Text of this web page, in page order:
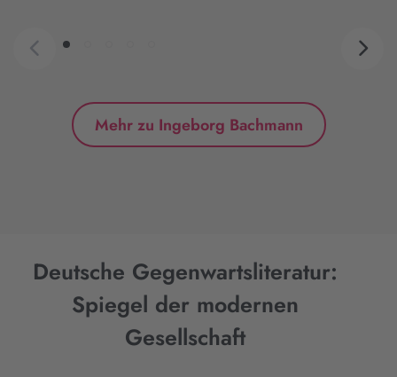
Mehr zu Ingeborg Bachmann
Deutsche Gegenwartsliteratur:
Spiegel der modernen
Gesellschaft